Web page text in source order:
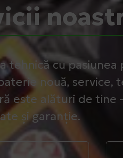
tehnică cu pasiunea
nouă, service,
este alături de tine
și garanție.